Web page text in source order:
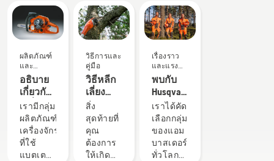
พลังงาน
แบตเตอรี่
น้อยและ
ยั่งยืน
ด้วย
แบตเตอรี่
สะพาย
หลังของ
เรา คุณ
จะตัดสิน
ใจเลือก
ได้ไม่ยาก
“สิ่งนี้
ทำให้
ผลิตภัณฑ์
และ
นวัตกรรม
อธิบาย
เกี่ยวกับ
เครื่องยนต์
X-Torq®
ของฮุ
สวาน่า
เรามีกลุ่ม
ผลิตภัณฑ์
เครื่องจักร
ที่ใช้
แบตเตอรี่
ฤดูหนาว
มีบางสิ่ง
ที่ควร
เพื่ออายุ
การใช้
งานที่
ยาวนาน
วิธีการและ
คู่มือ
วิธีหลีก
เลี่ยง
แท่งตัด
ติดเมื่อ
เล็ม
ต้นไม้
ด้วย
สิ่ง
สุดท้ายที่
คุณ
ต้องการ
ให้เกิด
สะพาย
หลังที่ใช้
เพื่อ
ร่วมกับ
ผลิตภัณฑ์
แบตเตอรี่
ระดับมือ
อาชีพ
ของฮุ
สวาน่า
การติด
ตั้ง
เรื่องราว
และแรง
บันดาลใจ
พบกับ
Husqvarna
H-Team -
ผู้ใช้ที่
คาดหวัง
ประสิทธิภาพ
สูงสุด
เราได้คัด
เลือกกลุ่ม
ของแอม
บาสเดอร์
ทั่วโลกที่